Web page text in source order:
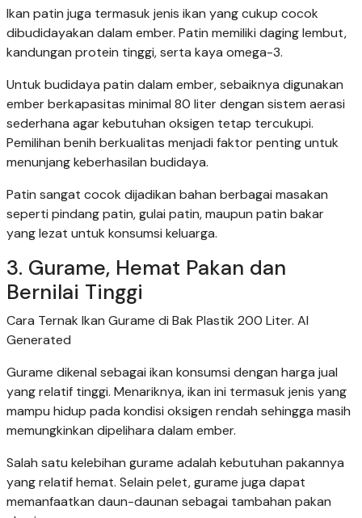
Ikan patin juga termasuk jenis ikan yang cukup cocok
dibudidayakan dalam ember. Patin memiliki daging lembut,
kandungan protein tinggi, serta kaya omega-3.
Untuk budidaya patin dalam ember, sebaiknya digunakan
ember berkapasitas minimal 80 liter dengan sistem aerasi
sederhana agar kebutuhan oksigen tetap tercukupi.
Pemilihan benih berkualitas menjadi faktor penting untuk
menunjang keberhasilan budidaya.
Patin sangat cocok dijadikan bahan berbagai masakan
seperti pindang patin, gulai patin, maupun patin bakar
yang lezat untuk konsumsi keluarga.
3. Gurame, Hemat Pakan dan
Bernilai Tinggi
Cara Ternak Ikan Gurame di Bak Plastik 200 Liter. AI
Generated
Gurame dikenal sebagai ikan konsumsi dengan harga jual
yang relatif tinggi. Menariknya, ikan ini termasuk jenis yang
mampu hidup pada kondisi oksigen rendah sehingga masih
memungkinkan dipelihara dalam ember.
Salah satu kelebihan gurame adalah kebutuhan pakannya
yang relatif hemat. Selain pelet, gurame juga dapat
memanfaatkan daun-daunan sebagai tambahan pakan